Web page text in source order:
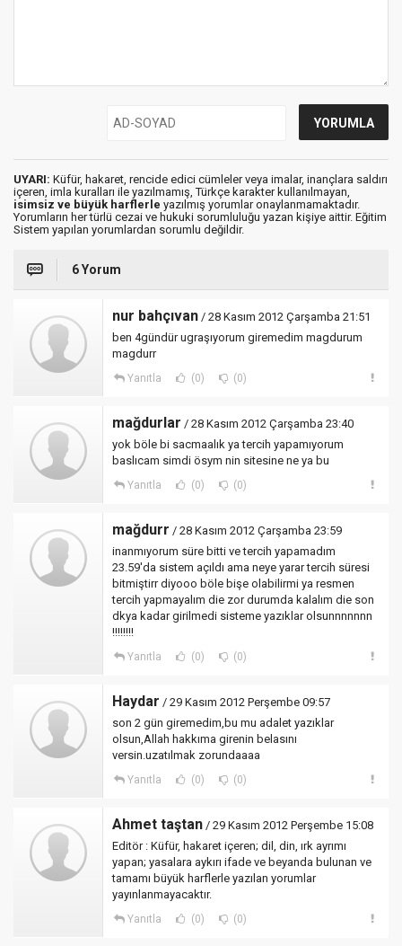
UYARI: Küfür, hakaret, rencide edici cümleler veya imalar, inançlara saldırı
içeren, imla kuralları ile yazılmamış, Türkçe karakter kullanılmayan,
isimsiz ve büyük harflerle yazılmış yorumlar onaylanmamaktadır.
Yorumların her türlü cezai ve hukuki sorumluluğu yazan kişiye aittir. Eğitim
Sistem yapılan yorumlardan sorumlu değildir.
6 Yorum
nur bahçıvan / 28 Kasım 2012 Çarşamba 21:51
ben 4gündür ugraşıyorum giremedim magdurum
magdurr
Yanıtla (0) (0)
mağdurlar / 28 Kasım 2012 Çarşamba 23:40
yok böle bi sacmaalık ya tercih yapamıyorum
baslıcam simdi ösym nin sitesine ne ya bu
Yanıtla (0) (0)
mağdurr / 28 Kasım 2012 Çarşamba 23:59
inanmıyorum süre bitti ve tercih yapamadım
23.59'da sistem açıldı ama neye yarar tercih süresi
bitmiştirr diyooo böle bişe olabilirmi ya resmen
tercih yapmayalım die zor durumda kalalım die son
dkya kadar girilmedi sisteme yazıklar olsunnnnnnn
!!!!!!!!
Yanıtla (0) (0)
Haydar / 29 Kasım 2012 Perşembe 09:57
son 2 gün giremedim,bu mu adalet yazıklar
olsun,Allah hakkıma girenin belasını
versin.uzatılmak zorundaaaa
Yanıtla (0) (0)
Ahmet taştan / 29 Kasım 2012 Perşembe 15:08
Editör : Küfür, hakaret içeren; dil, din, ırk ayrımı
yapan; yasalara aykırı ifade ve beyanda bulunan ve
tamamı büyük harflerle yazılan yorumlar
yayınlanmayacaktır.
Yanıtla (0) (0)